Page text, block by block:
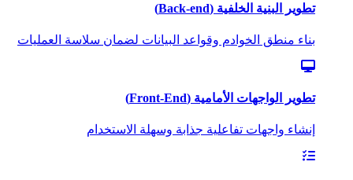
تطوير البنية الخلفية (Back-end)
بناء منطق الخوادم وقواعد البيانات لضمان سلاسة العمليات
تطوير الواجهات الأمامية (Front-End)
إنشاء واجهات تفاعلية جذابة وسهلة الاستخدام